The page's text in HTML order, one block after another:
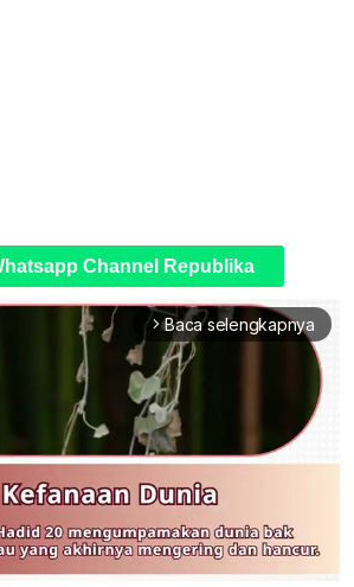
Channel Republika
arrow_forward_ios Baca selengkapnya